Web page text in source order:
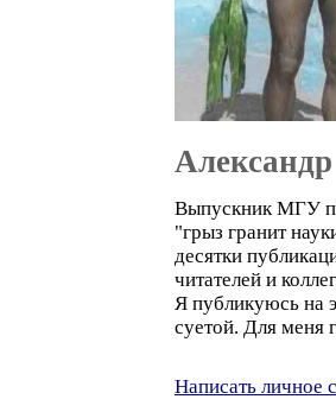
Выпускник МГУ
"грыз гранит
десятки
читателей и
Я публикуюсь на
суетой. Для меня
Написать личное